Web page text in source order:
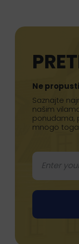
Ne
Saznajte
našim
ponudama,
mnogo